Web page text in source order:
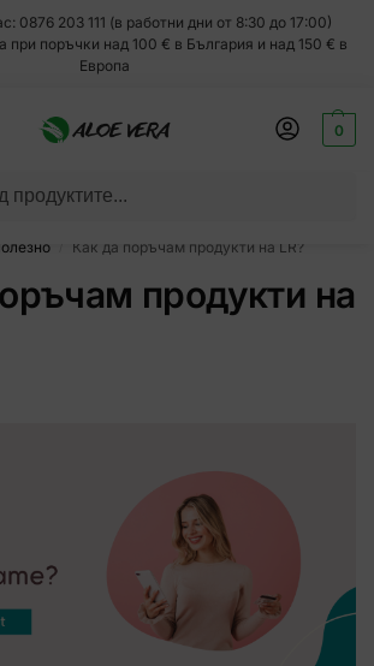
0876 203 111 (в работни дни от 8:30 до 17:00)
при поръчки над 100 € в България и над 150 € в
Европа
0
супер изгодни намаления!
Как да поръчам продукти на LR?
продукти на
да спечелиш Код за до 10%
СИ КЪСМЕТА